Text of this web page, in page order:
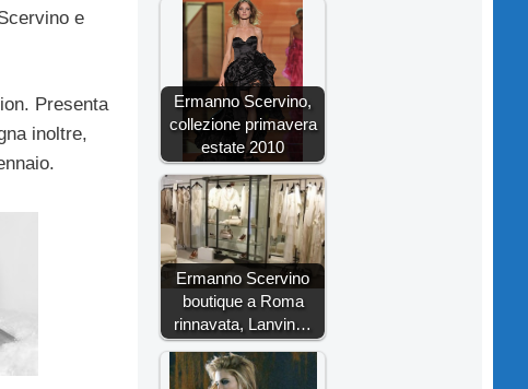
e
Presenta
inoltre,
Ermanno Scervino,
collezione primavera
estate 2010
Ermanno Scervino
boutique a Roma
rinnavata, Lanvin…